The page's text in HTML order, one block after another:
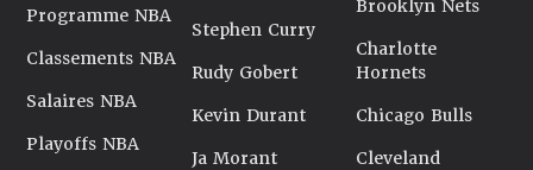
Programme NBA
Classements NBA
Salaires NBA
Playoffs NBA
Stephen Curry
Rudy Gobert
Kevin Durant
Ja Morant
Brooklyn Nets
Charlotte
Hornets
Chicago Bulls
Cleveland